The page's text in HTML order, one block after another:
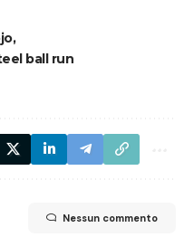
ball run
Nessun commento